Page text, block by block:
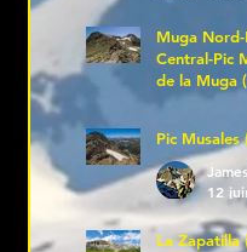
Muga
Central-Pic
de la Muga
21
Pic Musales
12
La Zapatilla